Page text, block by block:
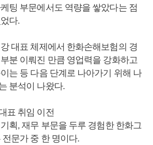
팅 부문에서도 역량을 쌓았다는 점
다.
대표 체제에서 한화손해보험의 경
분 이뤄진 만큼 영업력을 강화하고
는 등 다음 단계로 나아가기 위해 나
분석이 나왔다.
표 취임 이전
획, 재무 부문을 두루 경험한 한화그
문가 중 한 명이다.